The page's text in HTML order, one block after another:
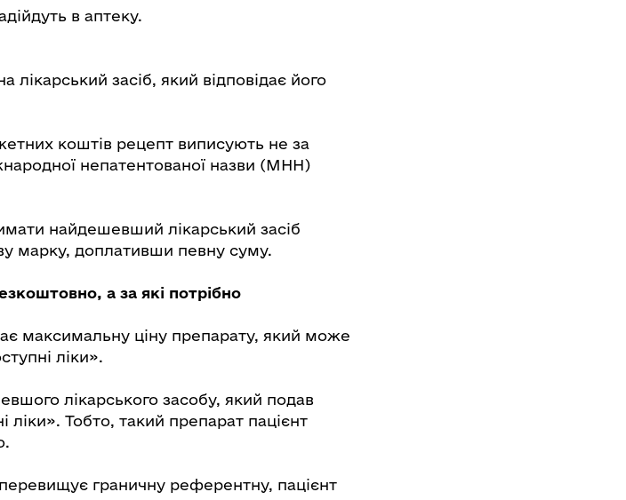
в аптеку.
лікарський засіб, який відповідає його
коштів рецепт виписують не за
непатентованої назви (МНН)
найдешевший лікарський засіб
марку, доплативши певну суму.
а за які потрібно
максимальну ціну препарату, який може
ліки».
лікарського засобу, який подав
ліки». Тобто, такий препарат пацієнт
граничну референтну, пацієнт